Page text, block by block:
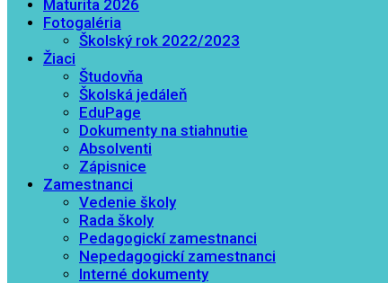
Maturita 2026
Fotogaléria
Školský rok 2022/2023
Žiaci
Študovňa
Školská jedáleň
EduPage
Dokumenty na stiahnutie
Absolventi
Zápisnice
Zamestnanci
Vedenie školy
Rada školy
Pedagogickí zamestnanci
Nepedagogickí zamestnanci
Interné dokumenty